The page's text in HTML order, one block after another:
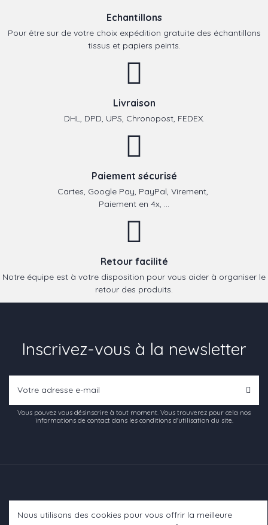
Echantillons
Pour être sur de votre choix expédition gratuite des échantillons
tissus et papiers peints.
Livraison
DHL, DPD, UPS, Chronopost, FEDEX.
Paiement sécurisé
Cartes, Google Pay, PayPal, Virement,
Paiement en 4x, ...
Retour facilité
Notre équipe est à votre disposition pour vous aider à organiser le
retour des produits.
Inscrivez-vous à la newsletter
Vous pouvez vous désinscrire à tout moment. Vous trouverez pour cela nos
informations de contact dans les conditions d'utilisation du site.
Informations
Nous utilisons des cookies pour vous offrir la meilleure